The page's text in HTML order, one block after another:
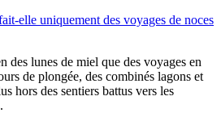
uniquement des voyages de noces
des lunes de miel que des voyages en
de plongée, des combinés lagons et
hors des sentiers battus vers les